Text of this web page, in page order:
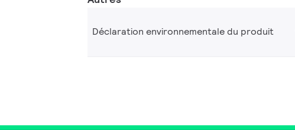
Déclaration environnementale du produit